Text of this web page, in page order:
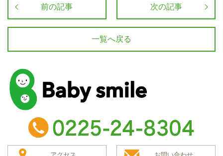
前の記事 次の記事
一覧へ戻る
baby smile
TEL：0225-24-8304